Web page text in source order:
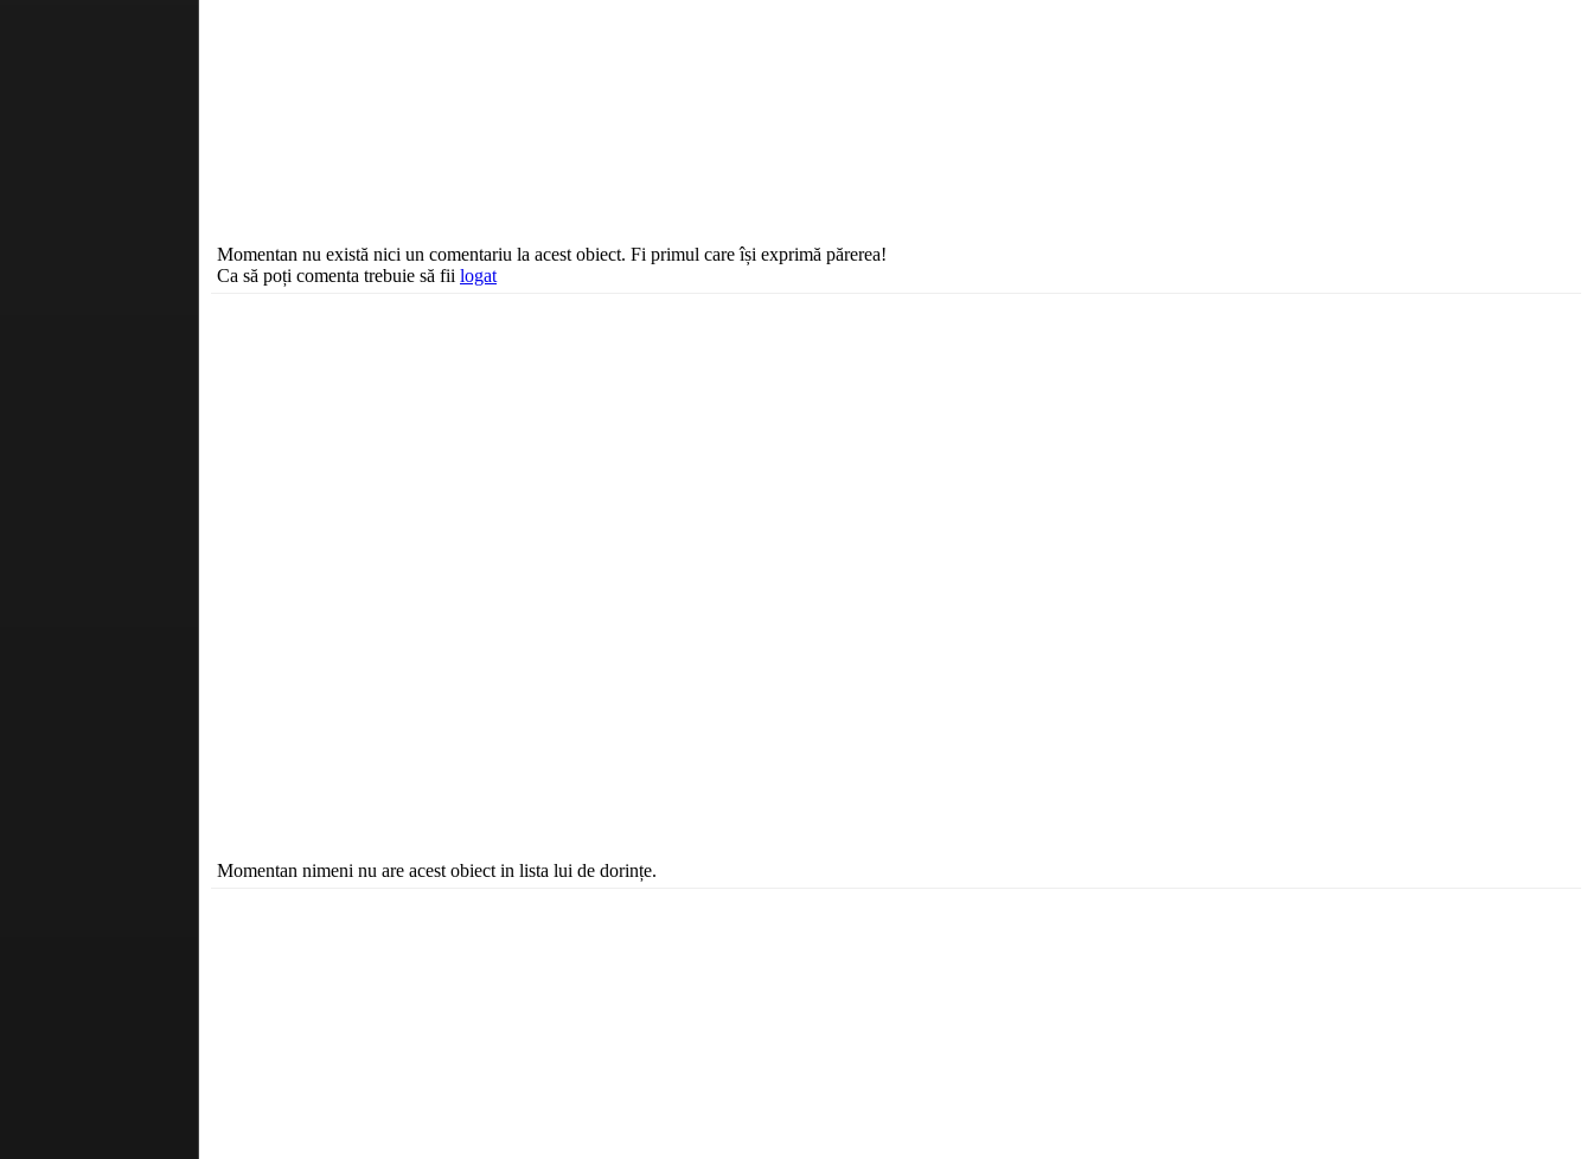
Momentan nu există nici un comentariu la acest obiect. Fi primul care își exprimă părerea!
Ca să poți comenta trebuie să fii logat
Momentan nimeni nu are acest obiect in lista lui de dorințe.